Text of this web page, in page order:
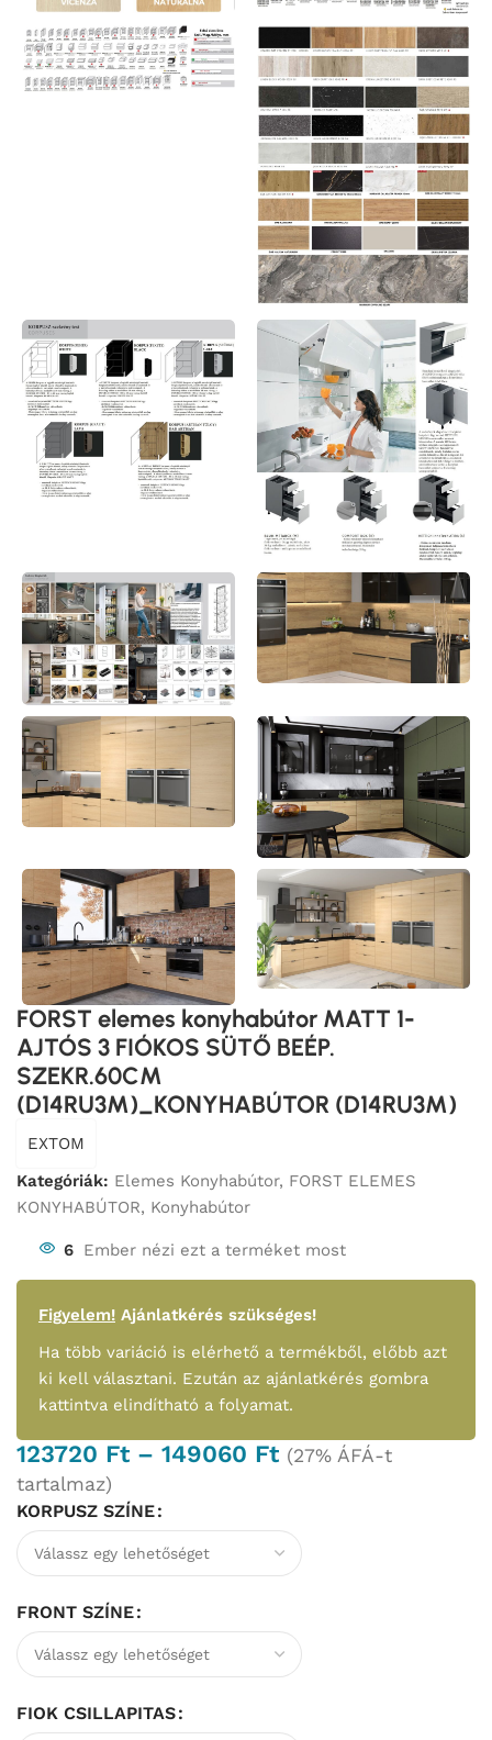
FORST elemes konyhabútor MATT 1-
AJTÓS 3 FIÓKOS SÜTŐ BEÉP.
SZEKR.60CM
(D14RU3M)_KONYHABÚTOR (D14RU3M)
EXTOM
Kategóriák: Elemes Konyhabútor, FORST ELEMES
KONYHABÚTOR, Konyhabútor
6 Ember nézi ezt a terméket most
Figyelem! Ajánlatkérés szükséges!
Ha több variáció is elérhető a termékből, előbb azt
ki kell választani. Ezután az ajánlatkérés gombra
kattintva elindítható a folyamat.
123720 Ft – 149060 Ft (27% ÁFÁ-t
tartalmaz)
KORPUSZ SZÍNE
FRONT SZÍNE
FIOK CSILLAPITAS